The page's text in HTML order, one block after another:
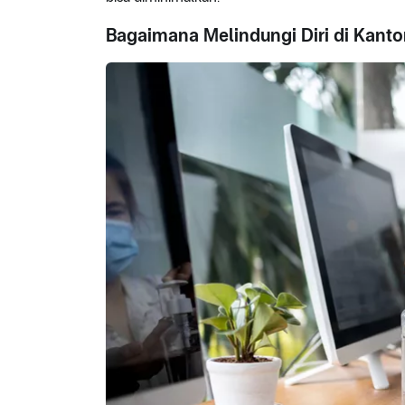
Bagaimana Melindungi Diri di